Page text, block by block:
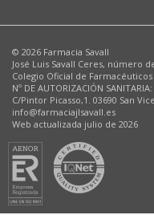
© 2026 Farmacia Savall
José Luis Savall Ceres, número
Colegio Oficial de
Nº DE AUTORIZACIÓN
C/Pintor Picasso,1. 03690 San
info@farmaciajlsavall.es
Web actualizada julio de 2026